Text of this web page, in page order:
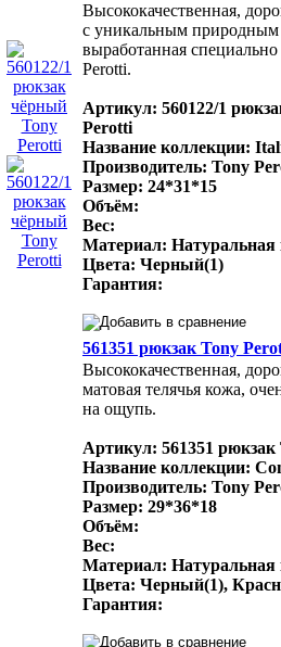
Высококачественная,
с уникальным природным
выработанная
Perotti.
Артикул: 560122/1
Perotti
Название коллекции:
Производитель: Tony
Размер: 24*31*15
Объём:
Вес:
Материал: Натуральная
Цвета: Черный(1)
Гарантия:
561351 рюкзак Tony
Высококачественная,
матовая телячья кожа,
на ощупь.
Артикул: 561351
Название коллекции:
Производитель: Tony
Размер: 29*36*18
Объём:
Вес:
Материал: Натуральная
Цвета: Черный(1),
Гарантия: